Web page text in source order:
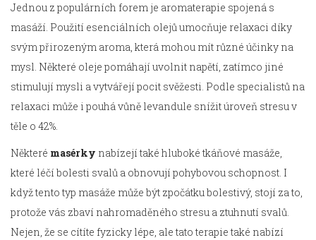
Jednou z populárních forem je aromaterapie spojená s
masáží. Použití esenciálních olejů umocňuje relaxaci díky
svým přirozeným aroma, která mohou mít různé účinky na
mysl. Některé oleje pomáhají uvolnit napětí, zatímco jiné
stimulují mysli a vytvářejí pocit svěžesti. Podle specialistů na
relaxaci může i pouhá vůně levandule snížit úroveň stresu v
těle o 42%.
Některé masérky nabízejí také hluboké tkáňové masáže,
které léčí bolesti svalů a obnovují pohybovou schopnost. I
když tento typ masáže může být zpočátku bolestivý, stojí za to,
protože vás zbaví nahromaděného stresu a ztuhnutí svalů.
Nejen, že se cítíte fyzicky lépe, ale tato terapie také nabízí